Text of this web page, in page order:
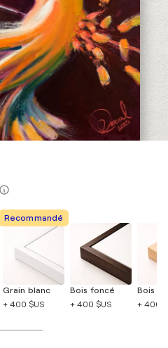
Recommandé
Grain blanc
+ 400 $US
Bois foncé
+ 400 $US
Bois
+ 400